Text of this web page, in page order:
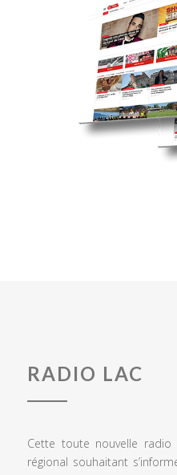
RADIO LAC
Cette toute nouvelle
régional souhaitant